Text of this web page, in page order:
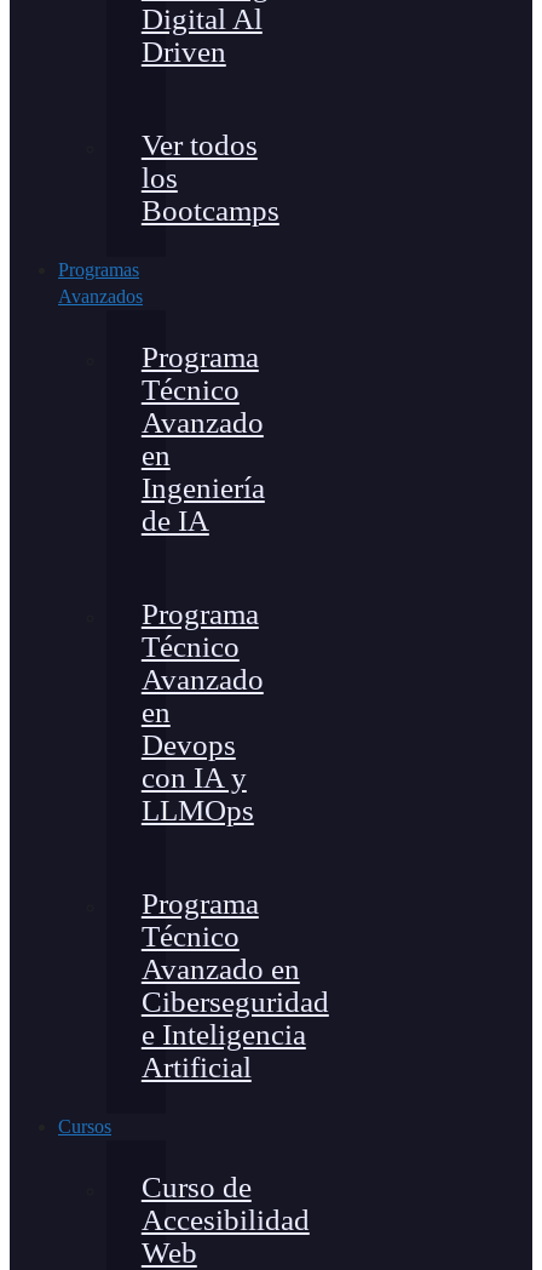
Digital Al
Driven
Ver todos
los
Bootcamps
Programas
Avanzados
Programa
Técnico
Avanzado
en
Ingeniería
de IA
Programa
Técnico
Avanzado
en
Devops
con IA y
LLMOps
Programa
Técnico
Avanzado en
Ciberseguridad
e Inteligencia
Artificial
Cursos
Curso de
Accesibilidad
Web